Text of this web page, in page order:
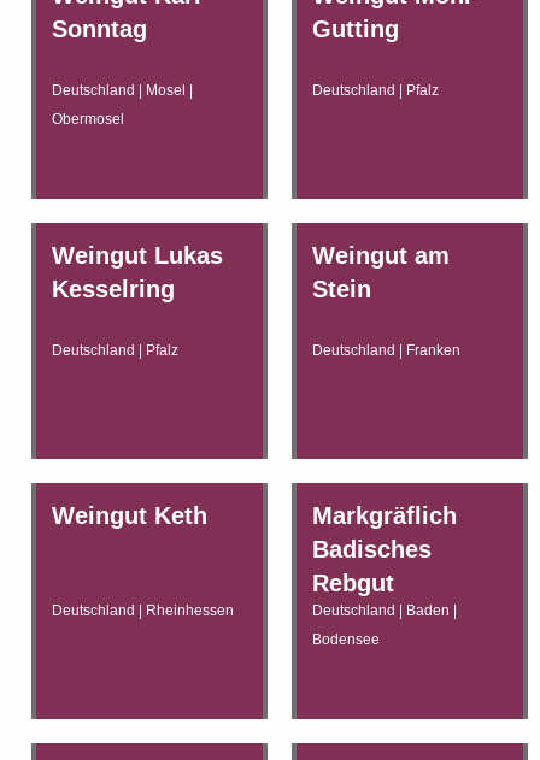
Sonntag
Deutschland | Mosel |
Obermosel
Gutting
Deutschland | Pfalz
Weingut Lukas
Kesselring
Deutschland | Pfalz
Weingut am
Stein
Deutschland | Franken
Weingut Keth
Deutschland | Rheinhessen
Markgräflich
Badisches
Rebgut
Deutschland | Baden |
Bodensee